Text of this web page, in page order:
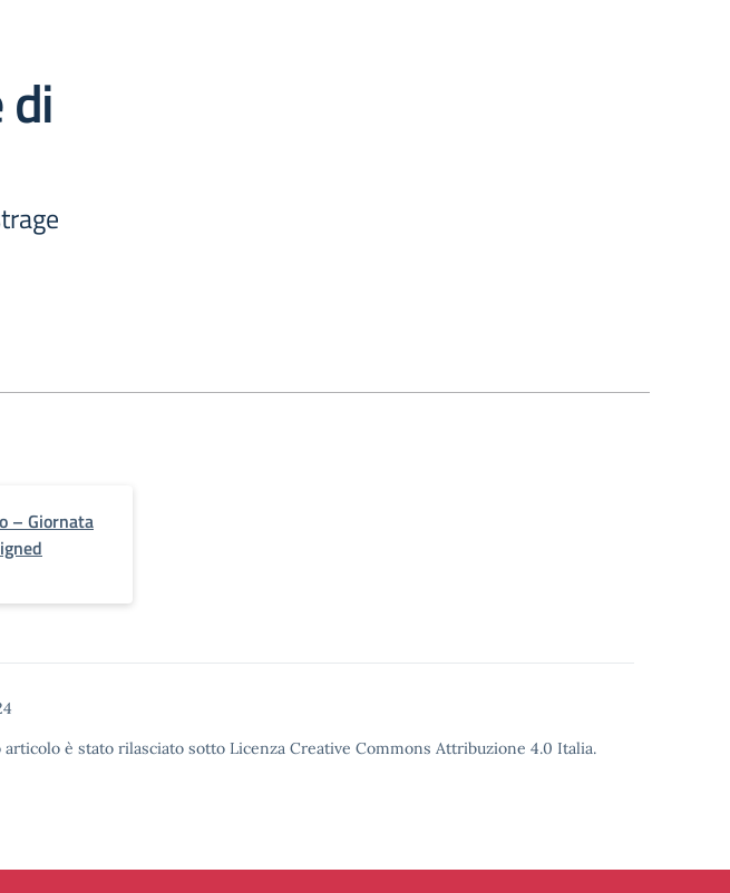
– Giornata
è stato rilasciato sotto Licenza Creative Commons Attribuzione 4.0 Italia.